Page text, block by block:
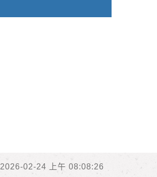
2026-02-24 上午 08:08:26